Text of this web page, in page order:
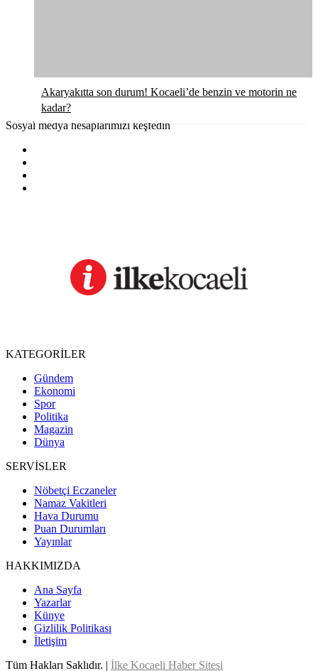
Akaryakıtta son durum! Kocaeli’de benzin ve motorin ne
kadar?
Sosyal medya hesaplarımızı keşfedin
KATEGORİLER
Gündem
Ekonomi
Spor
Politika
Magazin
Dünya
SERVİSLER
Nöbetçi Eczaneler
Namaz Vakitleri
Hava Durumu
Puan Durumları
Yayınlar
HAKKIMIZDA
Ana Sayfa
Yazarlar
Künye
Gizlilik Politikası
İletişim
Tüm Hakları Saklıdır. | İlke Kocaeli Haber Sitesi